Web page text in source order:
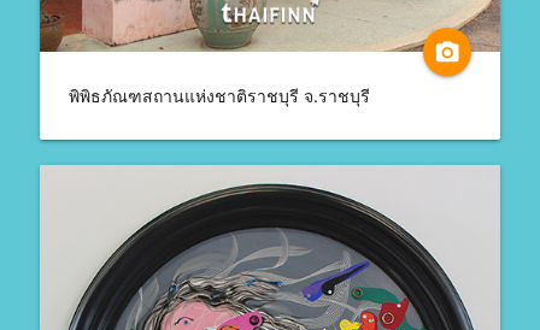
camera_alt
พิพิธภัณฑสถานแห่งชาติราชบุรี จ.ราชบุรี